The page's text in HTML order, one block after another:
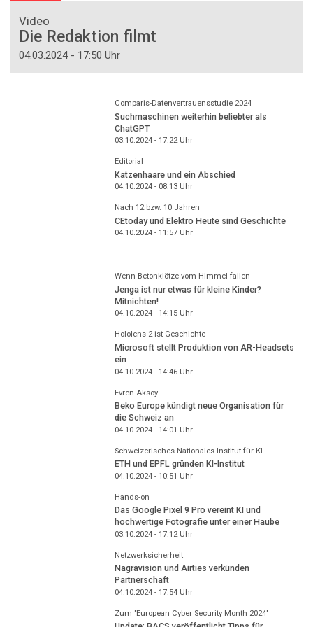
Video
Die Redaktion filmt
04.03.2024 - 17:50 Uhr
Comparis-Datenvertrauensstudie 2024
Suchmaschinen weiterhin beliebter als
ChatGPT
03.10.2024 - 17:22Uhr
Editorial
Katzenhaare und ein Abschied
04.10.2024 - 08:13Uhr
Nach 12 bzw. 10 Jahren
CEtoday und Elektro Heute sind Geschichte
04.10.2024 - 11:57Uhr
Wenn Betonklötze vom Himmel fallen
Jenga ist nur etwas für kleine Kinder?
Mitnichten!
04.10.2024 - 14:15Uhr
Hololens 2 ist Geschichte
Microsoft stellt Produktion von AR-Headsets
ein
04.10.2024 - 14:46Uhr
Evren Aksoy
Beko Europe kündigt neue Organisation für
die Schweiz an
04.10.2024 - 14:01 Uhr
Schweizerisches Nationales Institut für KI
ETH und EPFL gründen KI-Institut
04.10.2024 - 10:51 Uhr
Hands-on
Das Google Pixel 9 Pro vereint KI und
hochwertige Fotografie unter einer Haube
03.10.2024 - 17:12Uhr
Netzwerksicherheit
Nagravision und Airties verkünden
Partnerschaft
04.10.2024 - 17:54Uhr
Zum "European Cyber Security Month 2024"